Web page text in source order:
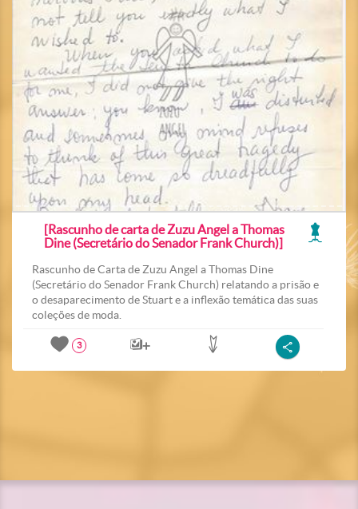
[Rascunho de carta de Zuzu Angel a Thomas
Dine (Secretário do Senador Frank Church)]
Rascunho de Carta de Zuzu Angel a Thomas Dine
(Secretário do Senador Frank Church) relatando a prisão e
o desaparecimento de Stuart e a inflexão temática das suas
coleções de moda.
3